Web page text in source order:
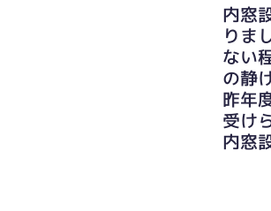
内窓
りま
ない
の静
昨年
受け
内窓